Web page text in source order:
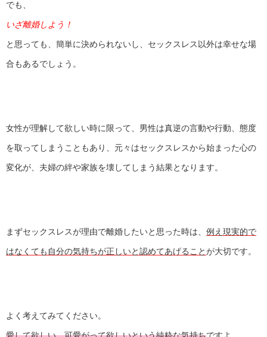
でも、
いざ離婚しよう！
と思っても、簡単に決められないし、セックスレス以外は幸せな場
合もあるでしょう。
女性が理解して欲しい時に限って、男性は真逆の言動や行動、態度
を取ってしまうこともあり、元々はセックスレスから始まった心の
変化が、夫婦の絆や家族を壊してしまう結果となります。
まずセックスレスが理由で離婚したいと思った時は、 例え現実的で
はなくても自分の気持ちが正しいと認めてあげることが大切です。
よく考えてみてください。
愛して欲しい、可愛がって欲しいという純粋な気持ちですよ。